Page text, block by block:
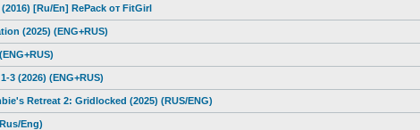
[Ru/En] RePack от FitGirl
on (2025) (ENG+RUS)
3 (2026) (ENG+RUS)
Retreat 2: Gridlocked (2025) (RUS/ENG)
Eng)